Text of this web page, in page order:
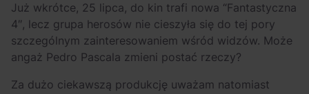
Już wkrótce, 25 lipca, do kin trafi nowa “Fantastyczna
4″, lecz grupa herosów nie cieszyła się do tej pory
szczególnym zainteresowaniem wśród widzów. Może
angaż Pedro Pascala zmieni postać rzeczy?
Za dużo ciekawszą produkcję uważam natomiast